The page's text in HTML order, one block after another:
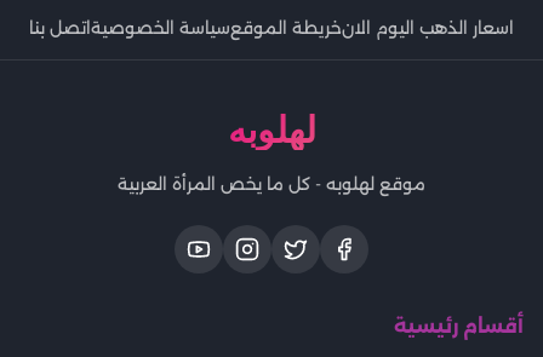
اسعار الذهب اليوم الانخريطة الموقعسياسة الخصوصيةاتصل بنا
لهلوبه
موقع لهلوبه - كل ما يخص المرأة العربية
أقسام رئيسية